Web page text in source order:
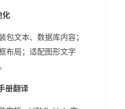
化
包文本、数据库内容；
布局；适配图形文字
册翻译